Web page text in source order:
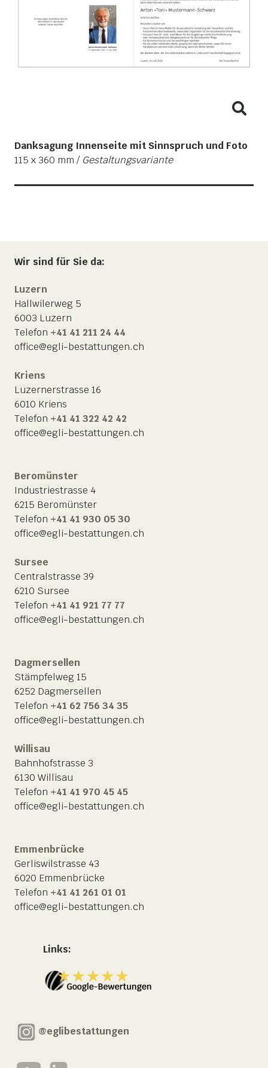
Danksagung Innenseite mit Sinnspruch und Foto
115 x 360 mm / Gestaltungsvariante
Wir sind für Sie da:
Luzern
Hallwilerweg 5
6003 Luzern
Telefon +41 41 211 24 44
office@egli-bestattungen.ch
Kriens
Luzernerstrasse 16
6010 Kriens
Telefon +41 41 322 42 42
office@egli-bestattungen.ch
Beromünster
Industriestrasse 4
6215 Beromünster
Telefon +41 41 930 05 30
office@egli-bestattungen.ch
Sursee
Centralstrasse 39
6210 Sursee
Telefon +41 41 921 77 77
office@egli-bestattungen.ch
Dagmersellen
Stämpfelweg 15
6252 Dagmersellen
Telefon +41 62 756 34 35
office@egli-bestattungen.ch
Willisau
Bahnhofstrasse 3
6130 Willisau
Telefon +41 41 970 45 45
office@egli-bestattungen.ch
Emmenbrücke
Gerliswilstrasse 43
6020 Emmenbrücke
Telefon +41 41 261 01 01
office@egli-bestattungen.ch
Links:
@eglibestattungen